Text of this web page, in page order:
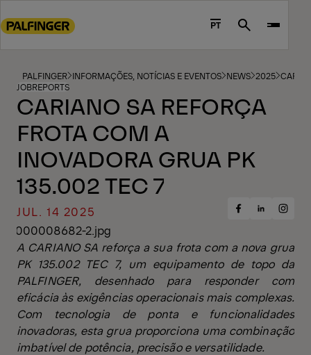
to
footer
content
PT Search
PALFINGER INFORMAÇÕES, NOTÍCIAS E EVENTOS NEWS 2025
JOBREPORTS
CARIANO SA REFORÇA
FROTA COM A
INOVADORA GRUA PK
135.002 TEC 7
JUL. 14 2025
Share
Facebook
Share
LinkedIn
Share
A CARIANO SA reforça a sua frota com a nova grua
PK 135.002 TEC 7, um equipamento de topo da
PALFINGER, desenhado para responder com
eficácia às exigências operacionais mais complexas.
Com tecnologia de ponta e funcionalidades
inovadoras, esta grua proporciona uma combinação
imbatível de potência, precisão e versatilidade.